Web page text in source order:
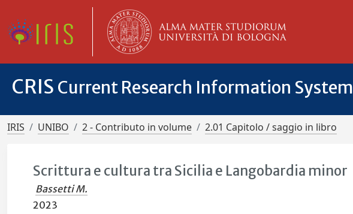
CRIS Current Research Information System
IRIS UNIBO 2 - Contributo in volume 2.01 Capitolo / saggio in libro
Scrittura e cultura tra Sicilia e Langobardia minor
Bassetti M.
2023